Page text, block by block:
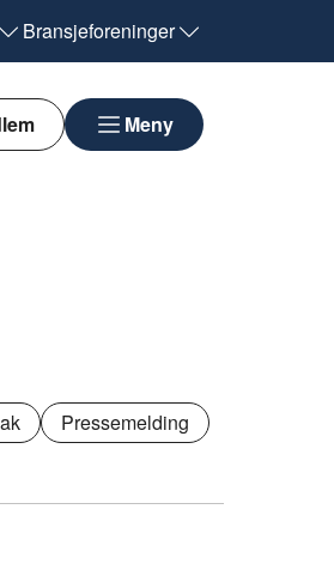
Bransjeforeninger
Meny
Pressemelding